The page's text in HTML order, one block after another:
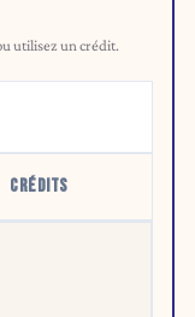
utilisez un crédit.
CRÉDITS